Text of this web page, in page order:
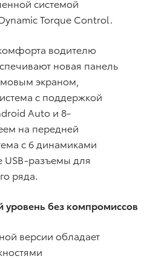
системой
Torque Control.
водителю
новая панель
экраном,
с поддержкой
Auto и 8-
на передней
с 6 динамиками
USB-разъемы для
ряда.
уровень без компромиссов
версии обладает